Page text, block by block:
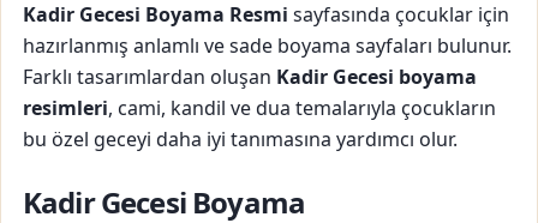
Kadir Gecesi Boyama Resmi sayfasında çocuklar için
hazırlanmış anlamlı ve sade boyama sayfaları bulunur.
Farklı tasarımlardan oluşan Kadir Gecesi boyama
resimleri, cami, kandil ve dua temalarıyla çocukların
bu özel geceyi daha iyi tanımasına yardımcı olur.
Kadir Gecesi Boyama